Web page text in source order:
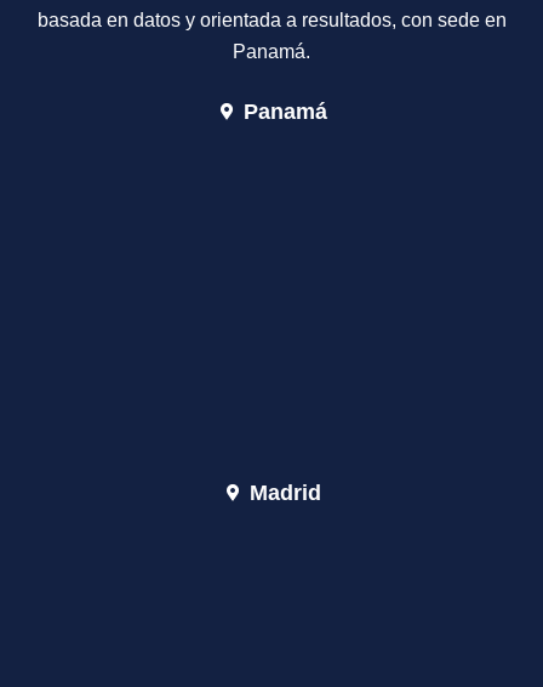
basada en datos y orientada a resultados, con sede en
Panamá.
Panamá
Madrid